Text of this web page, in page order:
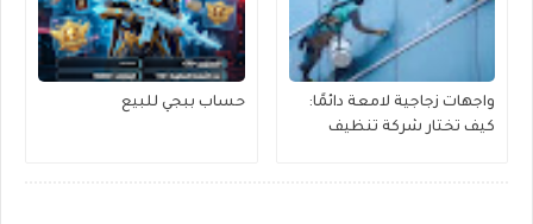
واجهات زجاجية لامعة دائمًا:
كيف تختار شركة تنظيف
حساب ببجي للبيع